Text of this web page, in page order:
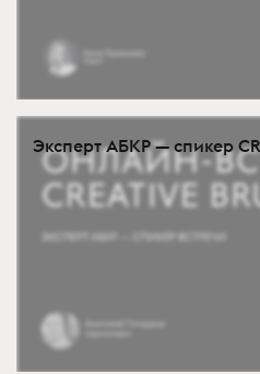
Эксперт АБКР — спикер